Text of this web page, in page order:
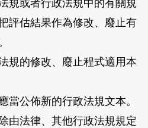
規或者行政法規中的有關規
評估結果作為修改、廢止有
的修改、廢止程式適用本
公佈新的行政法規文本。
法律、其他行政法規規定